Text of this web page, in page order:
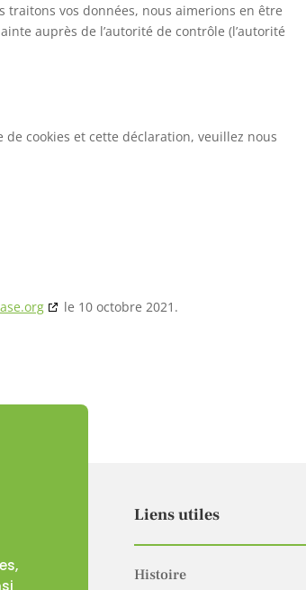
traitons vos données, nous aimerions en être
auprès de l’autorité de contrôle (l’autorité
cookies et cette déclaration, veuillez nous
le 10 octobre 2021.
Liens utiles
Histoire